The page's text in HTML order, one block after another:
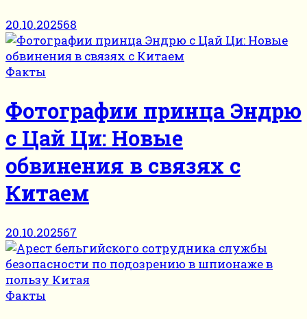
20.10.202568
Факты
Фотографии принца Эндрю
с Цай Ци: Новые
обвинения в связях с
Китаем
20.10.202567
Факты